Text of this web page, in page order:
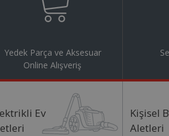
Yedek Parça ve Aksesuar
Online Alışveriş
Ev
Kişisel
Aletleri